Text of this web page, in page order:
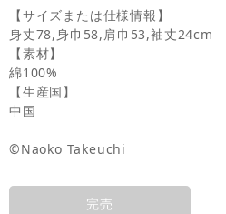
【サイズまたは仕様情報】
身丈78,身巾58,肩巾53,袖丈24cm
【素材】
綿100%
【生産国】
中国
©Naoko Takeuchi
完売